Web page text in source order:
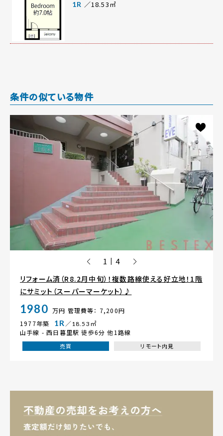
1R ／18.53㎡
条件の似ている物件
1 | 4
リフォーム済（R8.2月中旬）！複数路線使える好立地！1階
にサミット（スーパーマーケット）♪
1980 万円 管理費等： 7,200円
1977年築
1R ／18.53㎡
山手線 -西日暮里駅 徒歩6分 他1路線
売買 リモート内見